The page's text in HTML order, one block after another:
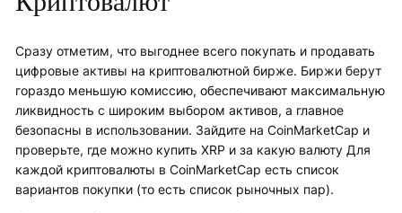
Сразу отметим, что выгоднее всего покупать и продавать
цифровые активы на криптовалютной бирже. Биржи берут
гораздо меньшую комиссию, обеспечивают максимальную
ликвидность с широким выбором активов, а главное
безопасны в использовании. Зайдите на CoinMarketCap и
проверьте, где можно купить XRP и за какую валюту Для
каждой криптовалюты в CoinMarketCap есть список
вариантов покупки (то есть список рыночных пар).